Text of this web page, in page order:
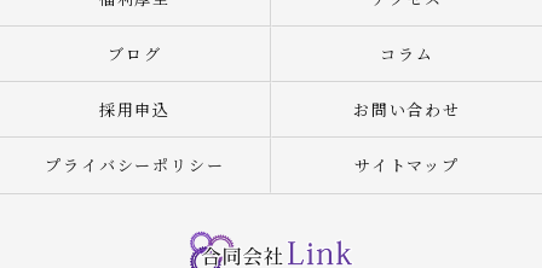
ブログ コラム
採用申込 お問い合わせ
プライバシーポリシー サイトマップ